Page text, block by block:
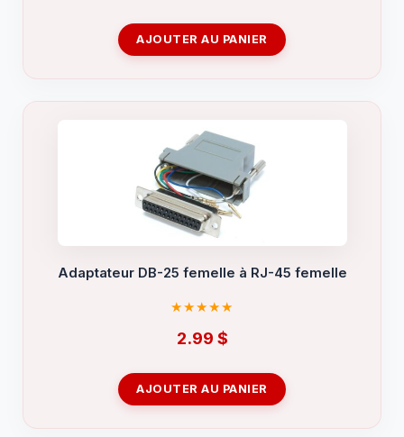
AJOUTER AU PANIER
Adaptateur DB-25 femelle à RJ-45 femelle
2.99 $
AJOUTER AU PANIER